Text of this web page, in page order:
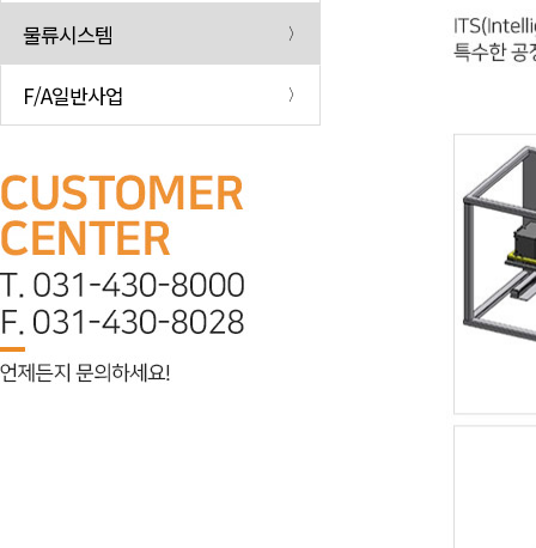
물류시스템
F/A일반사업